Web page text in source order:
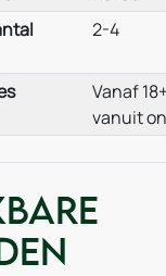
2-4
Vanaf
vanuit